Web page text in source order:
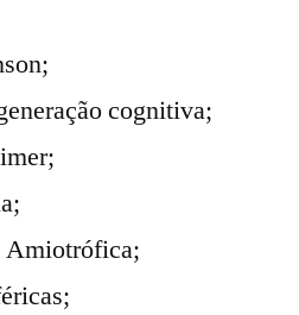
cognitiva;
Amiotrófica;